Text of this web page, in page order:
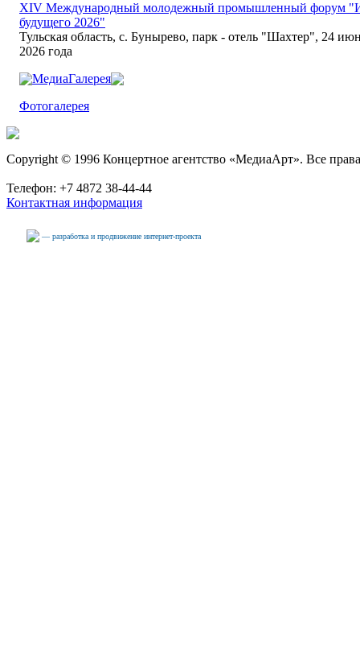
XIV Международный молодежный промышленный форум
будущего 2026"
Тульская область, с. Бунырево, парк - отель "Шахтер", 24
2026 года
МедиаГалерея
Фотогалерея
Copyright © 1996 Концертное агентство «МедиаАрт». Все
Телефон: +7 4872 38-44-44
Контактная информация
— разработка и продвижение интернет-проекта